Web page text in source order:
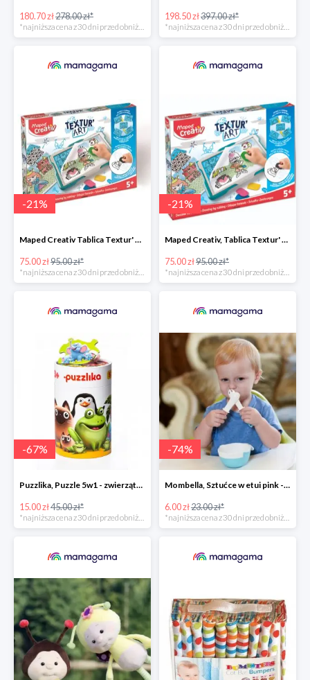
180.70 zł278.00 zł* 198.50 zł397.00 zł*
-21%
Maped Creativ Tablica Textur' Art do odrysowania i teksturowania
75.00 zł95.00 zł*
-21%
Maped Creativ, Tablica Textur' Art do odrysowania i teksturowania
75.00 zł95.00 zł*
-67%
Puzzlika, Puzzle 5w1 - zwierzątka i ich rodzice (produkt potargowy) -67%
15.00 zł45.00 zł*
*najniższa cena z 30 dni przed obniżką
-74%
Mombella, Sztućce w etui pink -74%
6.00 zł23.00 zł*
*najniższa cena z 30 dni przed obniżką